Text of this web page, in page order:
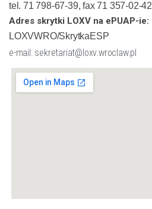
tel. 71 798-67-39, fax 71 357-02-42
Adres skrytki LOXV na ePUAP-ie:
LOXVWRO/SkrytkaESP
e-mail: sekretariat@loxv.wroclaw.pl